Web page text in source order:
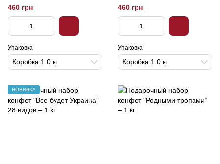
460 грн
Упаковка
Коробка 1.0 кг
кг
460 грн
Упаковка
Коробка 1.0 кг
НОВИНКА